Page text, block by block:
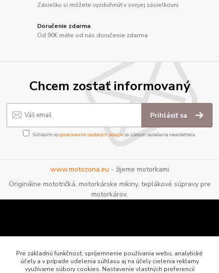
Zásielku si môžete vyzdvihnúť v svojej zásielkovni
Doručenie zdarma
Od 90€ máte od nás doručenie zdarma
Chcem zostať informovaný
Prihlásiť sa
Súhlasím sospracovaním osobných údajov za účelom zasielania newslettera.
www.motozona.eu - žijeme motorkami
Originálne mototričká, motorkárske mikiny, teplákové súpravy pre
motorkárov.
Pre základnú funkčnosť, spríjemnenie používania webu, analytické
účely a v prípade udelenia súhlasu aj na účely cielenia reklamy
využívame súbory cookies. Nastavenie vlastných preferencií